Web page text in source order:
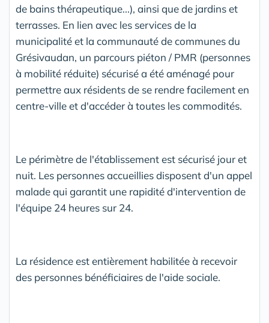
de bains thérapeutique...), ainsi que de jardins et
terrasses. En lien avec les services de la
municipalité et la communauté de communes du
Grésivaudan, un parcours piéton / PMR (personnes
à mobilité réduite) sécurisé a été aménagé pour
permettre aux résidents de se rendre facilement en
centre-ville et d'accéder à toutes les commodités.
Le périmètre de l'établissement est sécurisé jour et
nuit. Les personnes accueillies disposent d'un appel
malade qui garantit une rapidité d'intervention de
l'équipe 24 heures sur 24.
La résidence est entièrement habilitée à recevoir
des personnes bénéficiaires de l'aide sociale.